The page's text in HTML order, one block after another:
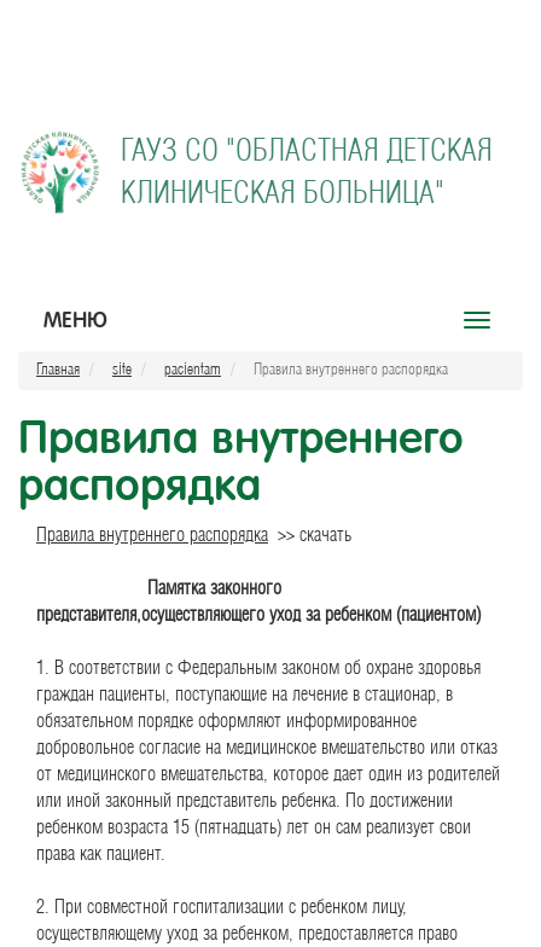
ГАУЗ СО "ОБЛАСТНАЯ ДЕТСКАЯ
КЛИНИЧЕСКАЯ БОЛЬНИЦА"
Открыть
МЕНЮ
Главная site pacientam Правила внутреннего распорядка
Правила внутреннего
распорядка
Правила внутреннего распорядка >> скачать
Памятка законного
представителя,осуществляющего уход за ребенком (пациентом)
1. В соответствии с Федеральным законом об охране здоровья
граждан пациенты, поступающие на лечение в стационар, в
обязательном порядке оформляют информированное
добровольное согласие на медицинское вмешательство или отказ
от медицинского вмешательства, которое дает один из родителей
или иной законный представитель ребенка. По достижении
ребенком возраста 15 (пятнадцать) лет он сам реализует свои
права как пациент.
2. При совместной госпитализации с ребенком лицу,
осуществляющему уход за ребенком, предоставляется право